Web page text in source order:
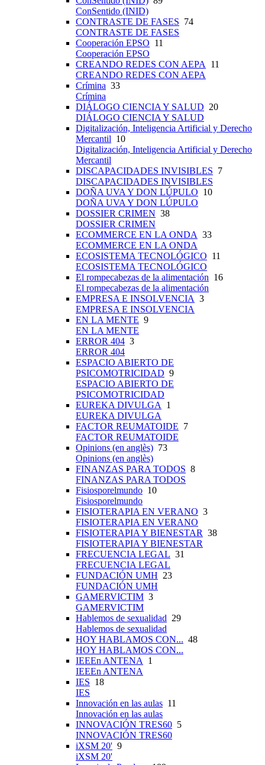
ConSentido (INID)
CONTRASTE DE FASES 74
CONTRASTE DE FASES
Cooperación EPSO 11
Cooperación EPSO
CREANDO REDES CON AEPA
11
CREANDO REDES CON AEPA
Crímina 33
Crímina
DIÁLOGO CIENCIA Y SALUD 20
DIÁLOGO CIENCIA Y SALUD
Digitalización, Inteligencia Artificial y Derecho
Mercantil 10
Digitalización, Inteligencia Artificial y Derecho
Mercantil
DISCAPACIDADES INVISIBLES 7
DISCAPACIDADES INVISIBLES
DOÑA UVA Y DON LÚPULO 10
DOÑA UVA Y DON LÚPULO
DOSSIER CRIMEN 38
DOSSIER CRIMEN
ECOMMERCE EN LA ONDA 33
ECOMMERCE EN LA ONDA
ECOSISTEMA TECNOLÓGICO 11
ECOSISTEMA TECNOLÓGICO
El rompecabezas de la alimentación 16
El rompecabezas de la alimentación
EMPRESA E INSOLVENCIA 3
EMPRESA E INSOLVENCIA
EN LA MENTE 9
EN LA MENTE
ERROR 404 3
ERROR 404
ESPACIO ABIERTO DE
PSICOMOTRICIDAD 9
ESPACIO ABIERTO DE
PSICOMOTRICIDAD
EUREKA DIVULGA
1
EUREKA DIVULGA
FACTOR REUMATOIDE 7
FACTOR REUMATOIDE
Opinions (en anglès) 73
Opinions (en anglès)
FINANZAS PARA TODOS 8
FINANZAS PARA TODOS
Fisiosporelmundo 10
Fisiosporelmundo
FISIOTERAPIA EN VERANO 3
FISIOTERAPIA EN VERANO
FISIOTERAPIA Y BIENESTAR 38
FISIOTERAPIA Y BIENESTAR
FRECUENCIA LEGAL 31
FRECUENCIA LEGAL
FUNDACIÓN UMH 23
FUNDACIÓN UMH
GAMERVICTIM 3
GAMERVICTIM
Hablemos de sexualidad 29
Hablemos de sexualidad
HOY HABLAMOS CON... 48
HOY HABLAMOS CON...
IEEEn ANTENA
1
IEEEn ANTENA
IES 18
IES
Innovación en las aulas 11
Innovación en las aulas
INNOVACIÓN TRES60 5
INNOVACIÓN TRES60
iXSM 20' 9
iXSM 20'